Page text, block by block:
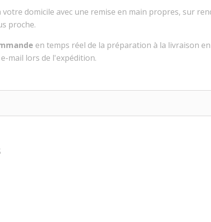
domicile avec une remise en main propres, sur
proche.
en temps réel de la préparation à la livraison
mail lors de l'expédition.